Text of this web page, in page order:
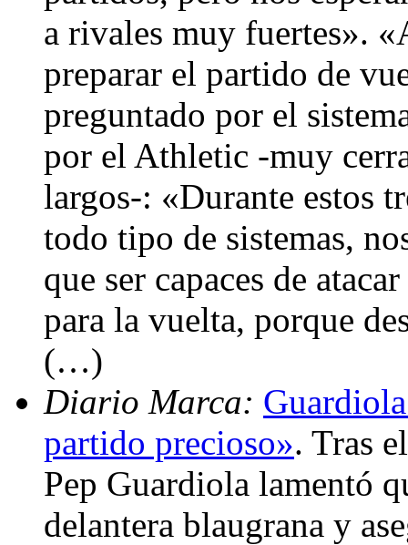
a rivales muy fuertes».
preparar el partido de
preguntado por el
por el Athletic -muy
largos-: «Durante estos
todo tipo de sistemas,
que ser capaces de
para la vuelta, porque
(…)
Diario Marca:
partido precioso». Tras
Pep Guardiola lamentó
delantera blaugrana y